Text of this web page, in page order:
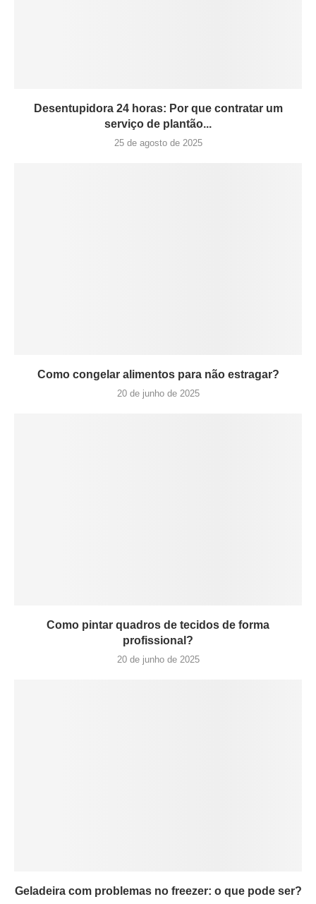
Desentupidora 24 horas: Por que contratar um
serviço de plantão...
25 de agosto de 2025
Como congelar alimentos para não estragar?
20 de junho de 2025
Como pintar quadros de tecidos de forma
profissional?
20 de junho de 2025
Geladeira com problemas no freezer: o que pode ser?